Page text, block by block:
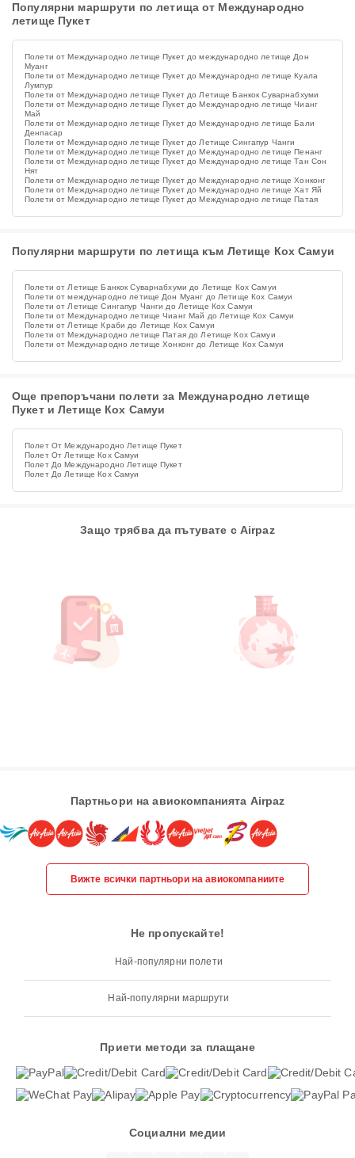
Популярни маршрути по летища от Международно
летище Пукет
Полети от Международно летище Пукет до международно летище Дон
Муанг
Полети от Международно летище Пукет до Международно летище Куала
Лумпур
Полети от Международно летище Пукет до Летище Банкок Суварнабхуми
Полети от Международно летище Пукет до Международно летище Чианг
Май
Полети от Международно летище Пукет до Международно летище Бали
Денпасар
Полети от Международно летище Пукет до Летище Сингапур Чанги
Полети от Международно летище Пукет до Международно летище Пенанг
Полети от Международно летище Пукет до Международно летище Тан Сон
Нят
Полети от Международно летище Пукет до Международно летище Хонконг
Полети от Международно летище Пукет до Международно летище Хат Яй
Полети от Международно летище Пукет до Международно летище Патая
Популярни маршрути по летища към Летище Кох Самуи
Полети от Летище Банкок Суварнабхуми до Летище Кох Самуи
Полети от международно летище Дон Муанг до Летище Кох Самуи
Полети от Летище Сингапур Чанги до Летище Кох Самуи
Полети от Международно летище Чианг Май до Летище Кох Самуи
Полети от Летище Краби до Летище Кох Самуи
Полети от Международно летище Патая до Летище Кох Самуи
Полети от Международно летище Хонконг до Летище Кох Самуи
Още препоръчани полети за Международно летище
Пукет и Летище Кох Самуи
Полет От Международно Летище Пукет
Полет От Летище Кох Самуи
Полет До Международно Летище Пукет
Полет До Летище Кох Самуи
Защо трябва да пътувате с Airpaz
Партньори на авиокомпанията Airpaz
Вижте всички партньори на авиокомпаниите
Не пропускайте!
Най-популярни полети
Най-популярни маршрути
Приети методи за плащане
Социални медии